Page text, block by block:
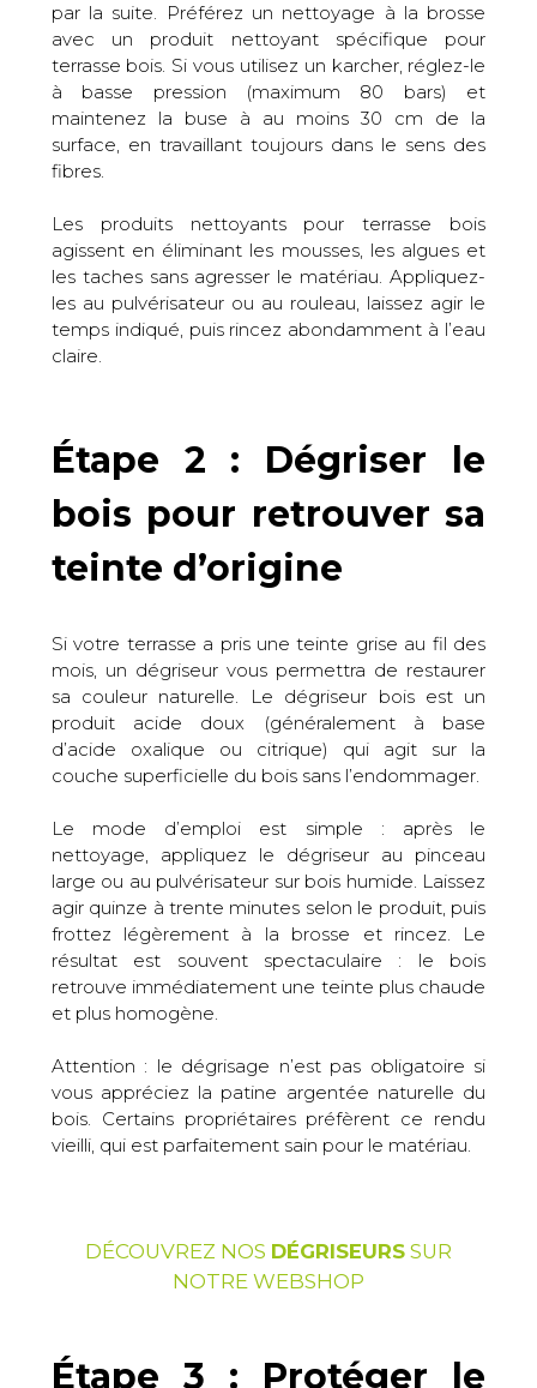
par la suite. Préférez un nettoyage à la brosse
avec un produit nettoyant spécifique pour
terrasse bois. Si vous utilisez un karcher, réglez-le
à basse pression (maximum 80 bars) et
maintenez la buse à au moins 30 cm de la
surface, en travaillant toujours dans le sens des
fibres.
Les produits nettoyants pour terrasse bois
agissent en éliminant les mousses, les algues et
les taches sans agresser le matériau. Appliquez-
les au pulvérisateur ou au rouleau, laissez agir le
temps indiqué, puis rincez abondamment à l’eau
claire.
Étape 2 : Dégriser le
bois pour retrouver sa
teinte d’origine
Si votre terrasse a pris une teinte grise au fil des
mois, un dégriseur vous permettra de restaurer
sa couleur naturelle. Le dégriseur bois est un
produit acide doux (généralement à base
d’acide oxalique ou citrique) qui agit sur la
couche superficielle du bois sans l’endommager.
Le mode d’emploi est simple : après le
nettoyage, appliquez le dégriseur au pinceau
large ou au pulvérisateur sur bois humide. Laissez
agir quinze à trente minutes selon le produit, puis
frottez légèrement à la brosse et rincez. Le
résultat est souvent spectaculaire : le bois
retrouve immédiatement une teinte plus chaude
et plus homogène.
Attention : le dégrisage n’est pas obligatoire si
vous appréciez la patine argentée naturelle du
bois. Certains propriétaires préfèrent ce rendu
vieilli, qui est parfaitement sain pour le matériau.
DÉCOUVREZ NOS DÉGRISEURSSUR
NOTRE WEBSHOP
Étape 3 : Protéger le